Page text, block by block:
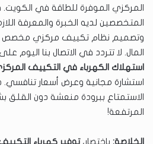
المركزي الموفرة للطاقة في الكويت.
المتخصصين لديه الخبرة والمعرفة
وتصميم نظام تكييف مركزي مخصص
المال. لا تتردد في الاتصال بنا اليوم على
استهلاك الكهرباء في التكييف
استشارة مجانية وعرض أسعار
الاستمتاع ببرودة منعشة دون القلق
المرتفعة!
الخلاصة: باختصار،توفير كهرباء